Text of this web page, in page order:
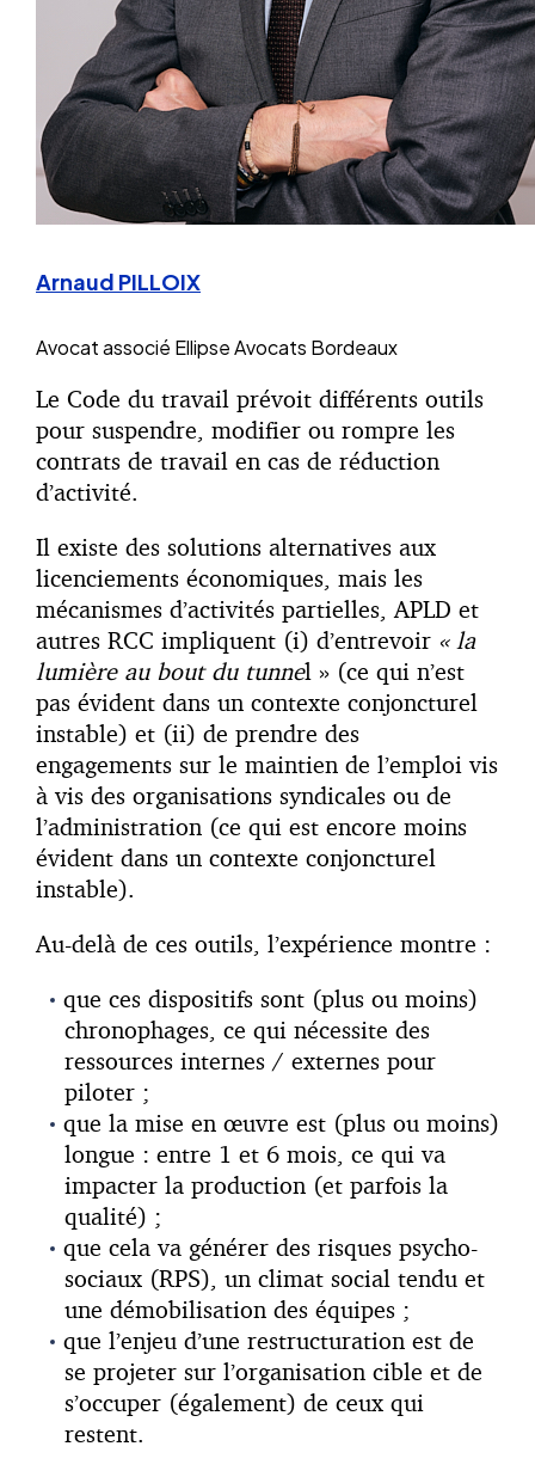
Arnaud PILLOIX
Avocat associé Ellipse Avocats Bordeaux
Le Code du travail prévoit différents outils
pour suspendre, modifier ou rompre les
contrats de travail en cas de réduction
d’activité.
Il existe des solutions alternatives aux
licenciements économiques, mais les
mécanismes d’activités partielles, APLD et
autres RCC impliquent (i) d’entrevoir « la
lumière au bout du tunnel » (ce qui n’est
pas évident dans un contexte conjoncturel
instable) et (ii) de prendre des
engagements sur le maintien de l’emploi vis
à vis des organisations syndicales ou de
l’administration (ce qui est encore moins
évident dans un contexte conjoncturel
instable).
Au-delà de ces outils, l’expérience montre :
que ces dispositifs sont (plus ou moins)
chronophages, ce qui nécessite des
ressources internes / externes pour
piloter ;
que la mise en œuvre est (plus ou moins)
longue : entre 1 et 6 mois, ce qui va
impacter la production (et parfois la
qualité) ;
que cela va générer des risques psycho-
sociaux (RPS), un climat social tendu et
une démobilisation des équipes ;
que l’enjeu d’une restructuration est de
se projeter sur l’organisation cible et de
s’occuper (également) de ceux qui
restent.